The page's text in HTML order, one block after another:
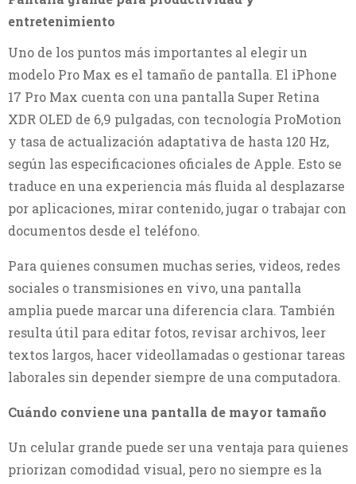
entretenimiento
Uno de los puntos más importantes al elegir un
modelo Pro Max es el tamaño de pantalla. El iPhone
17 Pro Max cuenta con una pantalla Super Retina
XDR OLED de 6,9 pulgadas, con tecnología ProMotion
y tasa de actualización adaptativa de hasta 120 Hz,
según las especificaciones oficiales de Apple. Esto se
traduce en una experiencia más fluida al desplazarse
por aplicaciones, mirar contenido, jugar o trabajar con
documentos desde el teléfono.
Para quienes consumen muchas series, videos, redes
sociales o transmisiones en vivo, una pantalla
amplia puede marcar una diferencia clara. También
resulta útil para editar fotos, revisar archivos, leer
textos largos, hacer videollamadas o gestionar tareas
laborales sin depender siempre de una computadora.
Cuándo conviene una pantalla de mayor tamaño
Un celular grande puede ser una ventaja para quienes
priorizan comodidad visual, pero no siempre es la